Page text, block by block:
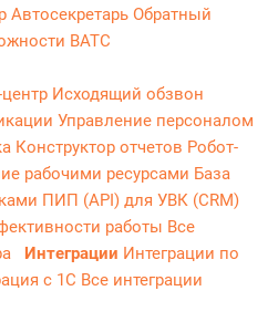
Автосекретарь Обратный
ВАТС
Исходящий обзвон
Управление персоналом
Конструктор отчетов Робот-
рабочими ресурсами База
ПИП (API) для УВК (CRM)
работы Все
Интеграции Интеграции по
с 1С Все интеграции